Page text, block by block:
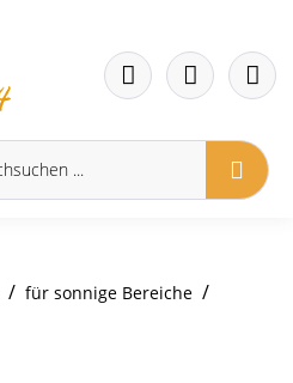
/ für sonnige Bereiche /